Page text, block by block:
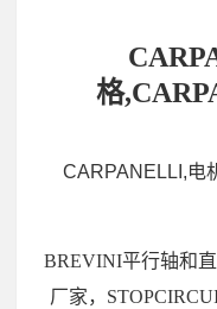
格
CARPANELLI,电
BREVINI平行轴和
厂家，